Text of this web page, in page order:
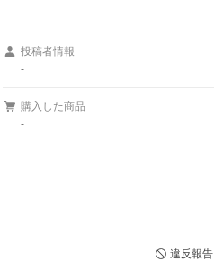
投稿者情報
-
購入した商品
-
違反報告